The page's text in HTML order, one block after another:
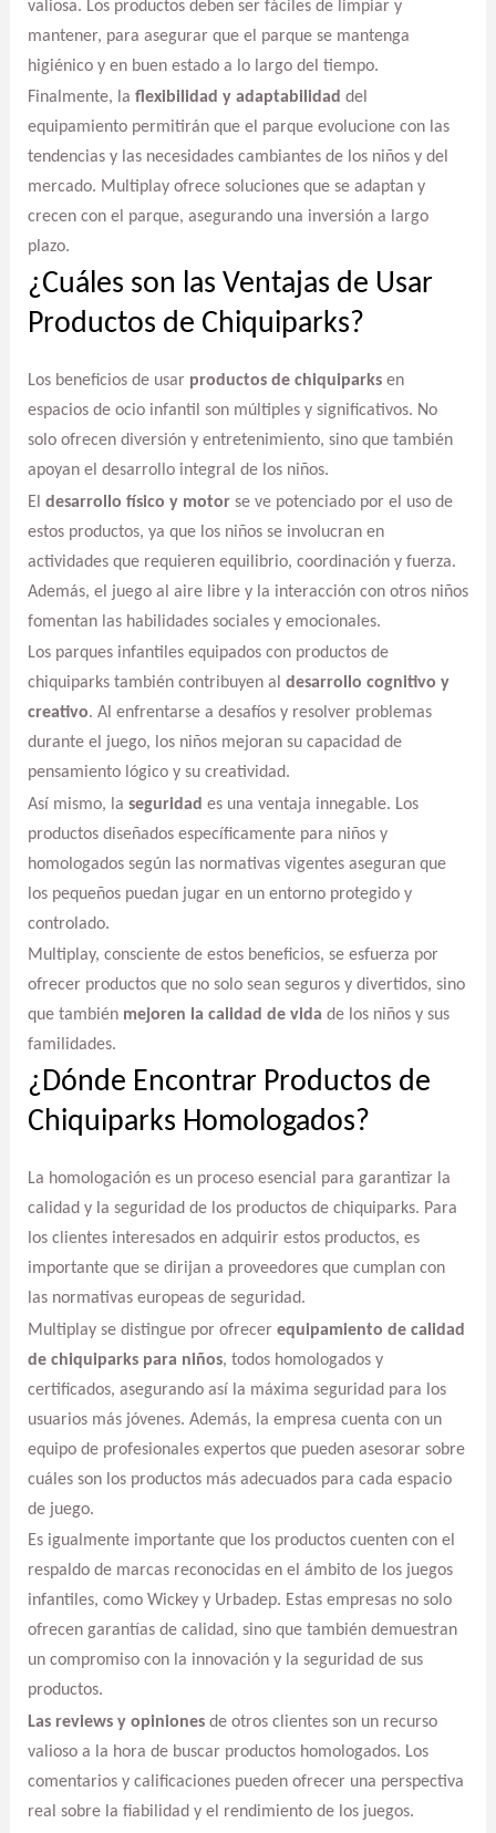
valiosa. Los productos deben ser fáciles de limpiar y
mantener, para asegurar que el parque se mantenga
higiénico y en buen estado a lo largo del tiempo.
Finalmente, la flexibilidad y adaptabilidad del
equipamiento permitirán que el parque evolucione con las
tendencias y las necesidades cambiantes de los niños y del
mercado. Multiplay ofrece soluciones que se adaptan y
crecen con el parque, asegurando una inversión a largo
plazo.
¿Cuáles son las Ventajas de Usar
Productos de Chiquiparks?
Los beneficios de usar productos de chiquiparksen
espacios de ocio infantil son múltiples y significativos. No
solo ofrecen diversión y entretenimiento, sino que también
apoyan el desarrollo integral de los niños.
El desarrollo físico y motorse ve potenciado por el uso de
estos productos, ya que los niños se involucran en
actividades que requieren equilibrio, coordinación y fuerza.
Además, el juego al aire libre y la interacción con otros niños
fomentan las habilidades sociales y emocionales.
Los parques infantiles equipados con productos de
chiquiparks también contribuyen al desarrollo cognitivo y
creativo. Al enfrentarse a desafíos y resolver problemas
durante el juego, los niños mejoran su capacidad de
pensamiento lógico y su creatividad.
Así mismo, la seguridad es una ventaja innegable. Los
productos diseñados específicamente para niños y
homologados según las normativas vigentes aseguran que
los pequeños puedan jugar en un entorno protegido y
controlado.
Multiplay, consciente de estos beneficios, se esfuerza por
ofrecer productos que no solo sean seguros y divertidos, sino
que también mejoren la calidad de vida de los niños y sus
familidades.
¿Dónde Encontrar Productos de
Chiquiparks Homologados?
La homologación es un proceso esencial para garantizar la
calidad y la seguridad de los productos de chiquiparks. Para
los clientes interesados en adquirir estos productos, es
importante que se dirijan a proveedores que cumplan con
las normativas europeas de seguridad.
Multiplay se distingue por ofrecer equipamiento de calidad
de chiquiparks para niños, todos homologados y
certificados, asegurando así la máxima seguridad para los
usuarios más jóvenes. Además, la empresa cuenta con un
equipo de profesionales expertos que pueden asesorar sobre
cuáles son los productos más adecuados para cada espacio
de juego.
Es igualmente importante que los productos cuenten con el
respaldo de marcas reconocidas en el ámbito de los juegos
infantiles, como Wickey y Urbadep. Estas empresas no solo
ofrecen garantías de calidad, sino que también demuestran
un compromiso con la innovación y la seguridad de sus
productos.
Las reviews y opinionesde otros clientes son un recurso
valioso a la hora de buscar productos homologados. Los
comentarios y calificaciones pueden ofrecer una perspectiva
real sobre la fiabilidad y el rendimiento de los juegos.